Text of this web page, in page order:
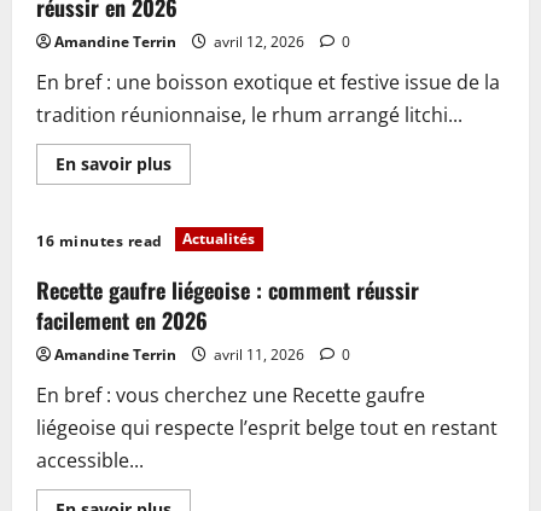
complet
pour
maîtriser
cette
méthode
2026
réussir en 2026
Amandine Terrin avril 12, 2026 0
En bref : une boisson exotique et festive issue de la
tradition réunionnaise, le rhum arrangé litchi...
En savoir plusEn
savoir
Rhum
arrangé
:
recette
facile
et
conseils
pour
réussir
en
16 minutes read Actualités
Recette gaufre liégeoise : comment réussir
facilement en 2026
Amandine Terrin avril 11, 2026 0
En bref : vous cherchez une Recette gaufre
liégeoise qui respecte l’esprit belge tout en restant
accessible...